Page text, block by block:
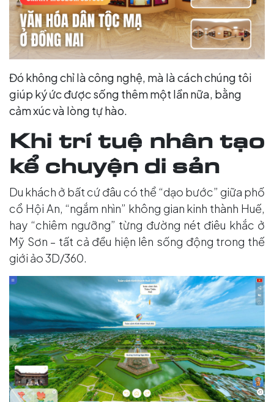
Đó không chỉ là công nghệ, mà là cách chúng tôi
giúp ký ức được sống thêm một lần nữa, bằng
cảm xúc và lòng tự hào.
Khi trí tuệ nhân tạo
kể chuyện di sản
Du khách ở bất cứ đâu có thể “dạo bước” giữa phố
cổ Hội An, “ngắm nhìn” không gian kinh thành Huế,
hay “chiêm ngưỡng” từng đường nét điêu khắc ở
Mỹ Sơn – tất cả đều hiện lên sống động trong thế
giới ảo 3D/360.